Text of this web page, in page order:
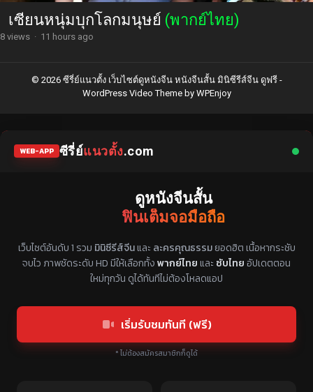
เซียนหนุ่มบุกโลกมนุษย์ (พากย์ไทย)
8 views · 11 hours ago
© 2026 ซีรี่ย์แนวตั้ง เว็บไซต์ดูหนังจีน หนังจีนสั้น มินิซีรีส์จีน ดูฟรี -
WordPress Video Themeby WPEnjoy
WEB-APP ซีรี่ย์แนวตั้ง.com
ดูหนังจีนสั้น
ฟินเต็มจอมือถือ
เว็บไซต์อันดับ 1 รวม มินิซีรีส์จีนและ ละครคุณธรรมยอดฮิต เนื้อหากระชับ
จบไว ภาพชัดระดับ HD มีให้เลือกทั้งพากย์ไทยและ ซับไทยอัปเดตตอน
ใหม่ทุกวัน ดูได้ทันทีไม่ต้องโหลดแอป
เริ่มรับชมทันที (ฟรี)
* ไม่ต้องสมัครสมาชิกก็ดูได้